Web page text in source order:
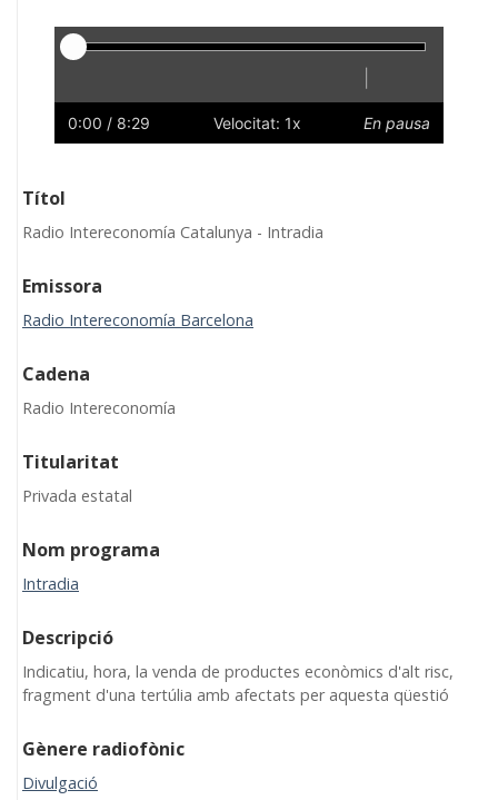
Reproductor
Lent
0:00 / 8:29 Velocitat: 1x En pausa
Títol
Radio Intereconomía Catalunya - Intradia
Emissora
Radio Intereconomía Barcelona
Cadena
Radio Intereconomía
Titularitat
Privada estatal
Nom programa
Intradia
Descripció
Indicatiu, hora, la venda de productes econòmics d'alt risc,
fragment d'una tertúlia amb afectats per aquesta qüestió
Gènere radiofònic
Divulgació